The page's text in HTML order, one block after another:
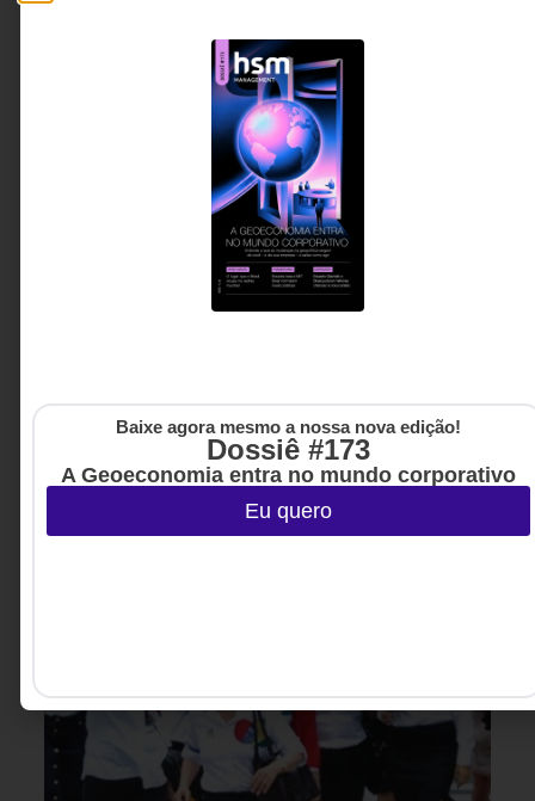
ARQUITETURA DE TRABALHO,
O engajamento não nasce das pessoas.
Nasce do ambiente.
Muitas organizações ainda tratam o engajamento
como uma característica individual, quando ele é,
em grande parte, resultado do contexto que a
liderança constrói. Este artigo mostra como
confiança, autonomia, segurança psicológica e
qualidade das relações influenciam diretamente a
disposição das pessoas para inovar, colaborar e
Consultora corporativa
Baixe agora mesmo a nossa nova edição!
Dossiê #173
A Geoeconomia entra no mundo corporativo
Eu quero